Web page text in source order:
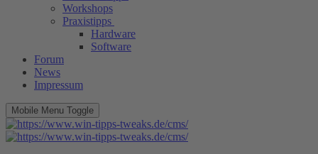
Workshops
Praxistipps
Hardware
Software
Forum
News
Impressum
Mobile Menu Toggle